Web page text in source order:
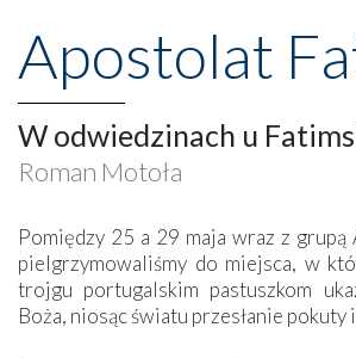
Apostolat
W odwiedzinach u
Roman Motoła
Pomiędzy 25 a 29 maja wraz z grupą
pielgrzymowaliśmy do miejsca, w
trojgu portugalskim pastuszkom
Boża, niosąc światu przesłanie pokuty